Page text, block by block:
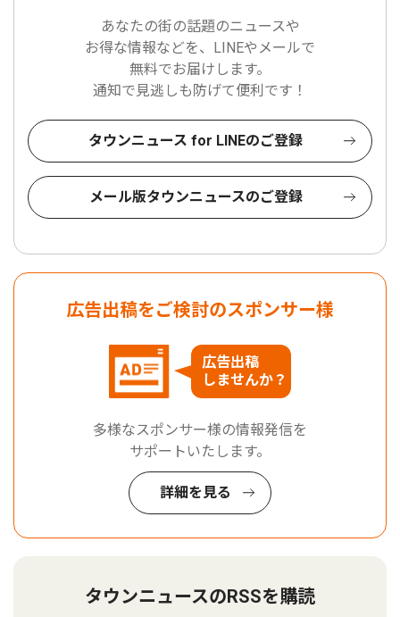
あなたの街の話題のニュースや
お得な情報などを、LINEやメールで
無料でお届けします。
通知で見逃しも防げて便利です！
タウンニュース for LINEのご登録
メール版タウンニュースのご登録
広告出稿をご検討のスポンサー様
広告出稿
しませんか？
多様なスポンサー様の情報発信を
サポートいたします。
詳細を見る
タウンニュースのRSSを購読